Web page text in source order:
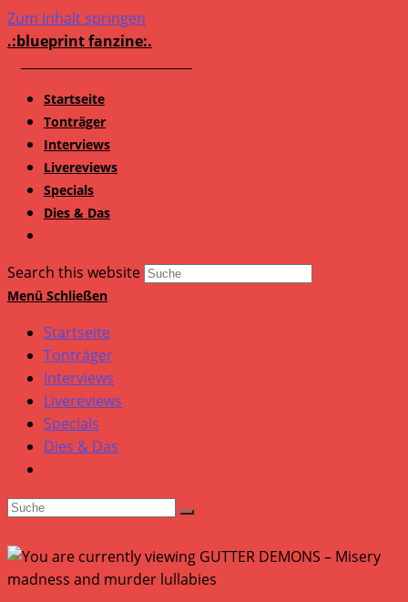
Zum Inhalt springen
.:blueprint fanzine:.
Startseite
Tonträger
Interviews
Livereviews
Specials
Dies & Das
Search this website
Menü Schließen
Startseite
Tonträger
Interviews
Livereviews
Specials
Dies & Das